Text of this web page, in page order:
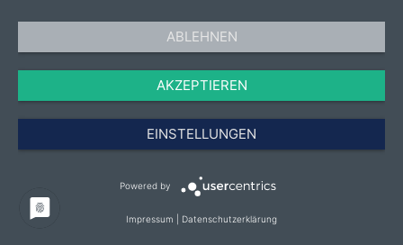
ABLEHNEN
AKZEPTIEREN
EINSTELLUNGEN
Powered by
Impressum Datenschutzerklärung